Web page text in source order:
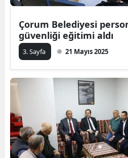
Çorum Belediyesi
güvenliği eğitimi aldı
3. Sayfa 21 Mayıs 2025